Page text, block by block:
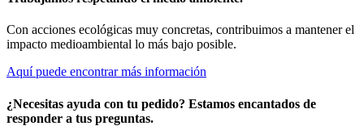
Con acciones ecológicas muy concretas, contribuimos a mantener el
impacto medioambiental lo más bajo posible.
Aquí puede encontrar más información
¿Necesitas ayuda con tu pedido? Estamos encantados de
responder a tus preguntas.